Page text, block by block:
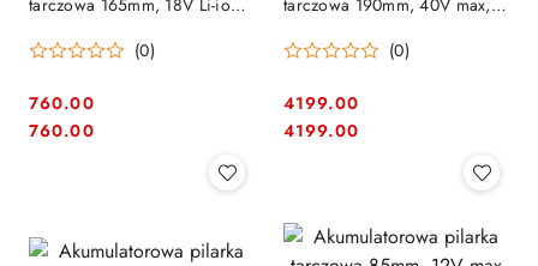
(0)
Cena:
760.00
Cena:
760.00
Bluetooth XGT Makita
(0)
Cena:
4199.00
Cena:
4199.00